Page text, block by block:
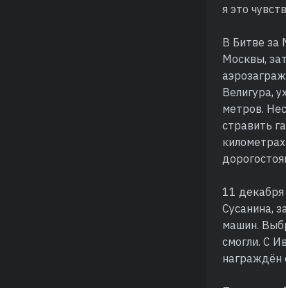
я это
В Битве за
Москвы,
Велигура,
метров.
стравить
11
Сусанина,
машин.
смогли. С
награждён